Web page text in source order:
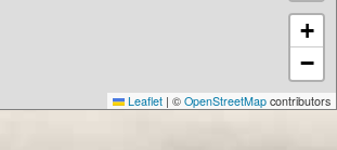
+
−
Leaflet | © OpenStreetMap contributors